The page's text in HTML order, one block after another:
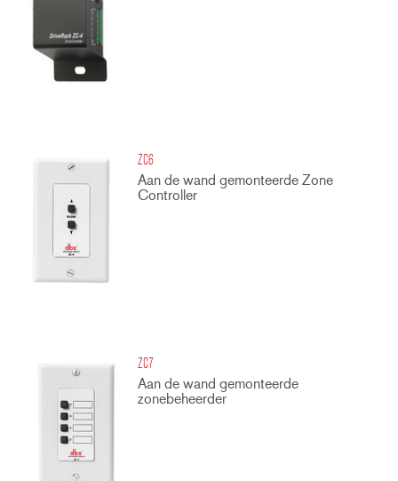
ZC6
Aan de wand gemonteerde Zone
Controller
ZC7
Aan de wand gemonteerde
zonebeheerder